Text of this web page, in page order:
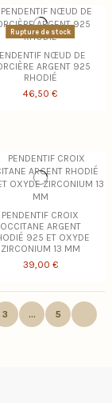
Rupture de stock
NŒUD DE
ARGENT 925
RHODIÉ
46,50 €
PENDENTIF CROIX
OCCITANE ARGENT
925 ET OXYDE
ZIRCONIUM 13 MM
39,00 €
3 … 5